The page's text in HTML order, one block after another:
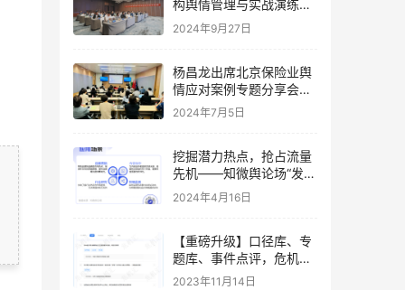
构舆情管理与实战演练高
级研修班 | 专家动态
2024年9月27日
杨昌龙出席北京保险业舆
情应对案例专题分享会并
做专题分享
2024年7月5日
挖掘潜力热点，抢占流量
先机——知微舆论场“发现
热点”全新上线
2024年4月16日
【重磅升级】口径库、专
题库、事件点评，危机洞
察的新方式来了
2023年11月14日